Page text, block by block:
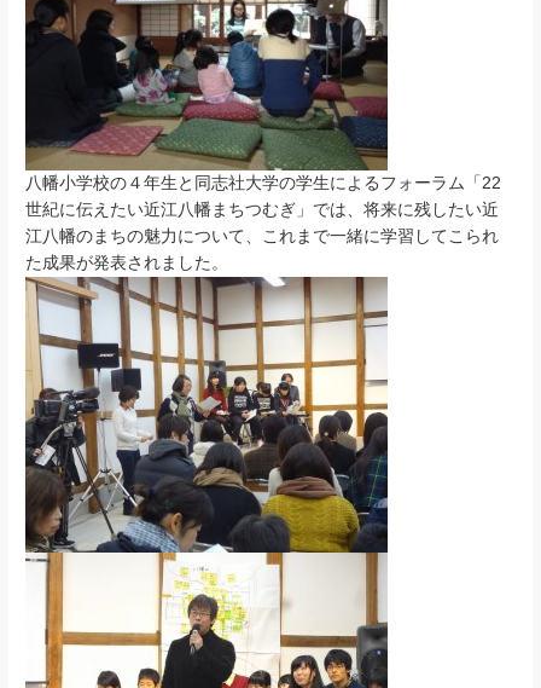
八幡小学校の４年生と同志社大学の学生によるフォーラム「22
世紀に伝えたい近江八幡まちつむぎ」では、将来に残したい近
江八幡のまちの魅力について、これまで一緒に学習してこられ
た成果が発表されました。